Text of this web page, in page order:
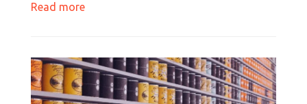
Read more